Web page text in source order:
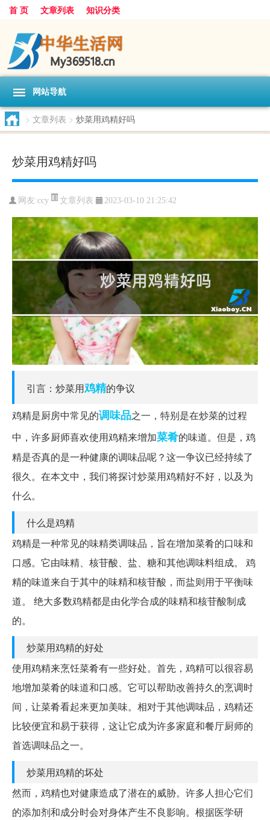
首 页 文章列表 知识分类
网站导航
> 文章列表 > 炒菜用鸡精好吗
炒菜用鸡精好吗
网友:ccy 文章列表 2023-03-10 21:25:42
引言：炒菜用鸡精的争议
鸡精是厨房中常见的调味品之一，特别是在炒菜的过程
中，许多厨师喜欢使用鸡精来增加菜肴的味道。但是，鸡
精是否真的是一种健康的调味品呢？这一争议已经持续了
很久。在本文中，我们将探讨炒菜用鸡精好不好，以及为
什么。
什么是鸡精
鸡精是一种常见的味精类调味品，旨在增加菜肴的口味和
口感。它由味精、核苷酸、盐、糖和其他调味料组成。 鸡
精的味道来自于其中的味精和核苷酸，而盐则用于平衡味
道。 绝大多数鸡精都是由化学合成的味精和核苷酸制成
的。
炒菜用鸡精的好处
使用鸡精来烹饪菜肴有一些好处。首先，鸡精可以很容易
地增加菜肴的味道和口感。它可以帮助改善持久的烹调时
间，让菜肴看起来更加美味。相对于其他调味品，鸡精还
比较便宜和易于获得，这让它成为许多家庭和餐厅厨师的
首选调味品之一。
炒菜用鸡精的坏处
然而，鸡精也对健康造成了潜在的威胁。许多人担心它们
的添加剂和成分时会对身体产生不良影响。根据医学研